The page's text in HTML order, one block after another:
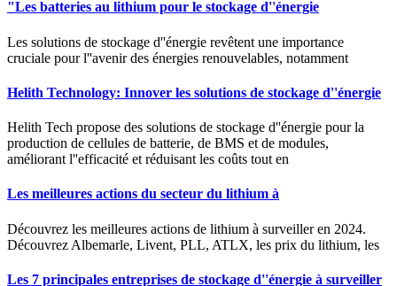
"Les batteries au lithium pour le stockage d''énergie
Les solutions de stockage d''énergie revêtent une importance
cruciale pour l''avenir des énergies renouvelables, notamment
Helith Technology: Innover les solutions de stockage d''énergie
Helith Tech propose des solutions de stockage d''énergie pour la
production de cellules de batterie, de BMS et de modules,
améliorant l''efficacité et réduisant les coûts tout en
Les meilleures actions du secteur du lithium à
Découvrez les meilleures actions de lithium à surveiller en 2024.
Découvrez Albemarle, Livent, PLL, ATLX, les prix du lithium, les
Les 7 principales entreprises de stockage d''énergie à surveiller